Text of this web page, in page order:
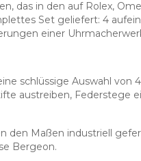
das in den auf Rolex,
Set geliefert: 4
einer
schlüssige Auswahl
austreiben, Federstege
den Maßen industriell
Bergeon.